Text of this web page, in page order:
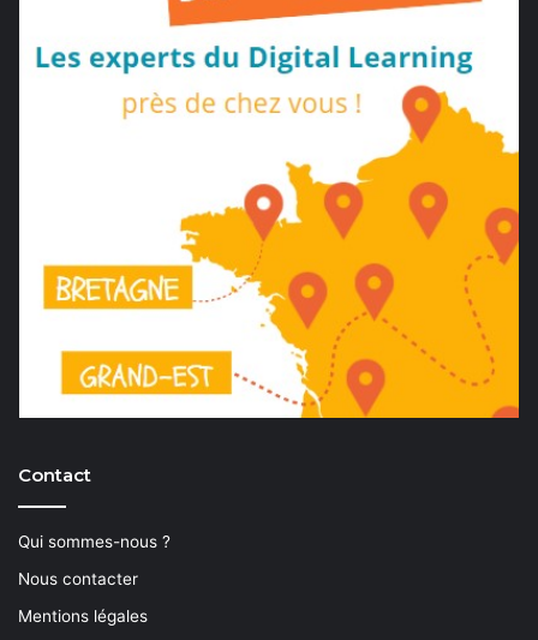
Contact
Qui sommes-nous ?
Nous contacter
Mentions légales